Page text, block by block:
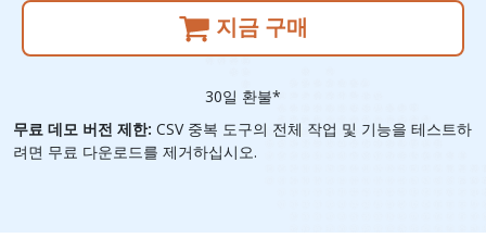
지금 구매
30일 환불*
무료 데모 버전 제한: CSV 중복 도구의 전체 작업 및 기능을 테스트하
려면 무료 다운로드를 제거하십시오.